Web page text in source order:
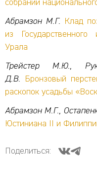
собрании
Абрамзон М.Г.
Клад
из
Урала
Трейстер М.Ю.,
Д.В.
Бронзовый
раскопок усадьбы
Абрамзон М.Г.,
Юстиниана II и
Поделиться: